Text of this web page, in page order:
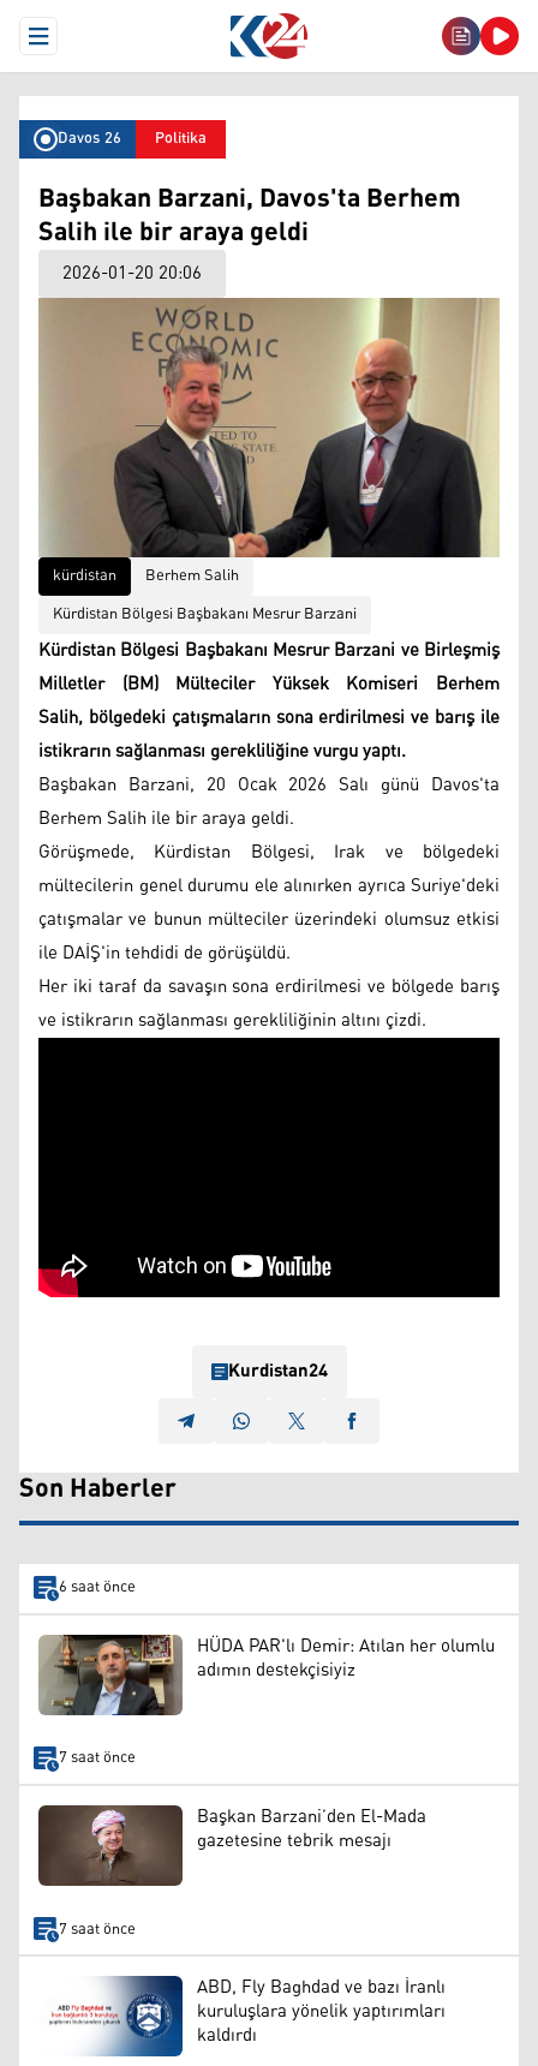
Open Menu
Davos 26 Politika
Başbakan Barzani, Davos'ta Berhem
Salih ile bir araya geldi
2026-01-20 20:06
kürdistan
Berhem Salih
Kürdistan Bölgesi Başbakanı Mesrur ​​Barzani
Kürdistan Bölgesi Başbakanı Mesrur ​​Barzani ve Birleşmiş
Milletler (BM) Mülteciler Yüksek Komiseri Berhem
Salih, bölgedeki çatışmaların sona erdirilmesi ve barış ile
istikrarın sağlanması gerekliliğine vurgu yaptı.
Başbakan Barzani, 20 Ocak 2026 Salı günü Davos'ta
Berhem Salih ile bir araya geldi.
Görüşmede, Kürdistan Bölgesi, Irak ve bölgedeki
mültecilerin genel durumu ele alınırken ayrıca Suriye'deki
çatışmalar ve bunun mülteciler üzerindeki olumsuz etkisi
ile DAİŞ'in tehdidi de görüşüldü.
Her iki taraf da savaşın sona erdirilmesi ve bölgede barış
ve istikrarın sağlanması gerekliliğinin altını çizdi.
Kurdistan24
Son Haberler
6 saat önce
HÜDA PAR'lı Demir: Atılan her olumlu
adımın destekçisiyiz
7 saat önce
Başkan Barzani’den El-Mada
gazetesine tebrik mesajı
7 saat önce
ABD, Fly Baghdad ve bazı İranlı
kuruluşlara yönelik yaptırımları
kaldırdı